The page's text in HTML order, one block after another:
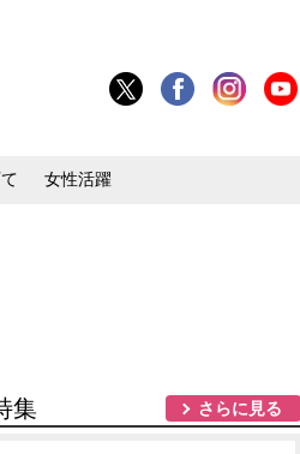
女性活躍
集 さらに見る